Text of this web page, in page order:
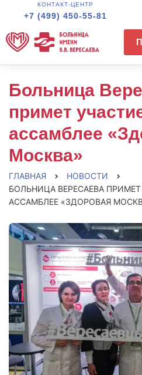
КОНТАКТ-ЦЕНТР
+7 (499) 450-55-81
Больница
примет
ассамблее
Москва»
ГЛАВНАЯ
НОВОСТИ
БОЛЬНИЦА ВЕРЕСАЕВА ПРИМЕТ
АССАМБЛЕЕ «ЗДОРОВАЯ